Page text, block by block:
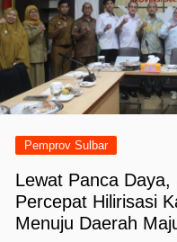
Pemprov Sulbar
Lewat Panca Daya,
Percepat Hilirisasi
Menuju Daerah